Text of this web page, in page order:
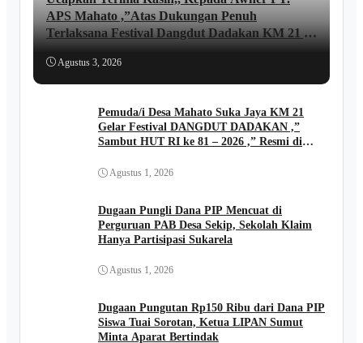
APS Mahato ,”Atas Dukungan Penuh
Terlaksana Festival Dangdut Dadakan KM 21 ,,
lni Ungkapan JUNAIDI ..
Agustus 3, 2026
Pemuda/i Desa Mahato Suka Jaya KM 21
Gelar Festival DANGDUT DADAKAN ,”
Sambut HUT RI ke 81 – 2026 ,” Resmi di
Agustus 1, 2026
Dugaan Pungli Dana PIP Mencuat di
Perguruan PAB Desa Sekip, Sekolah Klaim
Hanya Partisipasi Sukarela
Agustus 1, 2026
Dugaan Pungutan Rp150 Ribu dari Dana PIP
Siswa Tuai Sorotan, Ketua LIPAN Sumut
Minta Aparat Bertindak